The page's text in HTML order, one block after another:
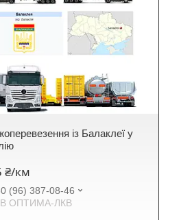
із Балаклеї у
₴/км
(96) 387-08-46
ОПТИМА-ЛКВ